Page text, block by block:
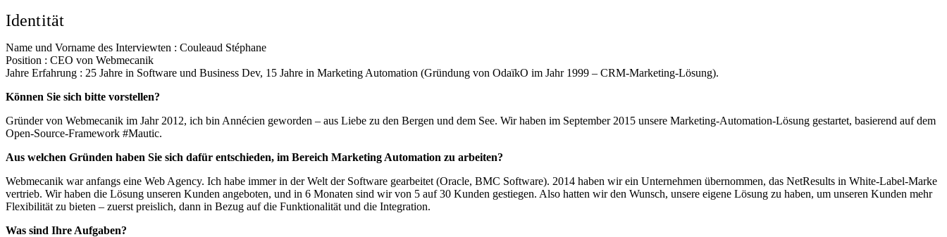
Identität
Name und Vorname des Interviewten : Couleaud Stéphane
Position : CEO von Webmecanik
Jahre Erfahrung : 25 Jahre in Software und Business Dev, 15 Jahre in Marketing Automation (Gründung von OdaïkO im Jahr 1999 – CRM-Marketing-Lösung).
Können Sie sich bitte vorstellen?
Gründer von Webmecanik im Jahr 2012, ich bin Annécien geworden – aus Liebe zu den Bergen und dem See. Wir haben im September 2015 unsere Marketing-Automation-Lösung gestartet, basierend auf dem
Open-Source-Framework #Mautic.
Aus welchen Gründen haben Sie sich dafür entschieden, im Bereich Marketing Automation zu arbeiten?
Webmecanik war anfangs eine Web Agency. Ich habe immer in der Welt der Software gearbeitet (Oracle, BMC Software). 2014 haben wir ein Unternehmen übernommen, das NetResults in White-Label-Marke
vertrieb. Wir haben die Lösung unseren Kunden angeboten, und in 6 Monaten sind wir von 5 auf 30 Kunden gestiegen. Also hatten wir den Wunsch, unsere eigene Lösung zu haben, um unseren Kunden mehr
Flexibilität zu bieten – zuerst preislich, dann in Bezug auf die Funktionalität und die Integration.
Was sind Ihre Aufgaben?